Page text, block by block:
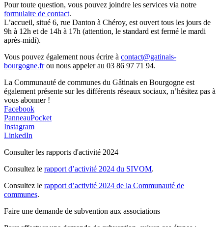
Pour toute question, vous pouvez joindre les services via notre
formulaire de contact.
L’accueil, situé 6, rue Danton à Chéroy, est ouvert tous les jours de
9h à 12h et de 14h à 17h (attention, le standard est fermé le mardi
après-midi).
Vous pouvez également nous écrire à contact@gatinais-
bourgogne.frou nous appeler au 03 86 97 71 94.
La Communauté de communes du Gâtinais en Bourgogne est
également présente sur les différents réseaux sociaux, n’hésitez pas à
vous abonner !
Facebook
PanneauPocket
Instagram
LinkedIn
Consulter les rapports d'activité 2024
Consultez le rapport d’activité 2024 du SIVOM.
Consultez le rapport d’activité 2024 de la Communauté de
communes.
Faire une demande de subvention aux associations